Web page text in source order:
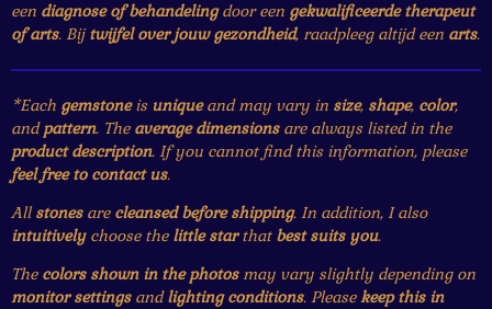
een diagnose of behandelingdoor een gekwalificeerde therapeut
of arts. Bijtwijfel over jouw gezondheid, raadpleeg altijd een arts.
*Each gemstoneis uniqueand may vary in size, shape, color,
andpattern. The average dimensionsare always listed in the
product description. If you cannot find this information, please
feel free to contact us.
Allstonesare cleansed before shipping. In addition, I also
intuitivelychoose the little starthat best suits you.
The colors shown in the photosmay vary slightly depending on
monitor settingsandlighting conditions. Pleasekeep this in